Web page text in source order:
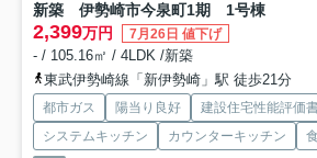
新築 伊勢崎市今泉町1期 1号棟
2,399万円 7月26日 値下げ
- / 105.16㎡ / 4LDK /新築
東武伊勢崎線「新伊勢崎」駅 徒歩21分
都市ガス 陽当り良好
建設住宅性能評価
システムキッチン
カウンターキッチン